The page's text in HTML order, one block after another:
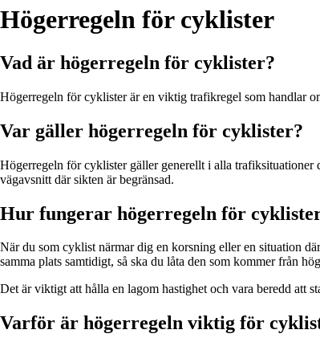
Högerregeln för cyklister
Vad är högerregeln för cyklister?
Högerregeln för cyklister är en viktig trafikregel som handlar
Var gäller högerregeln för cyklister?
Högerregeln för cyklister gäller generellt i alla trafiksituationer
vägavsnitt där sikten är begränsad.
Hur fungerar högerregeln för
När du som cyklist närmar dig en korsning eller en situation
samma plats samtidigt, så ska du låta den som kommer från
Det är viktigt att hålla en lagom hastighet och vara beredd att
Varför är högerregeln viktig för